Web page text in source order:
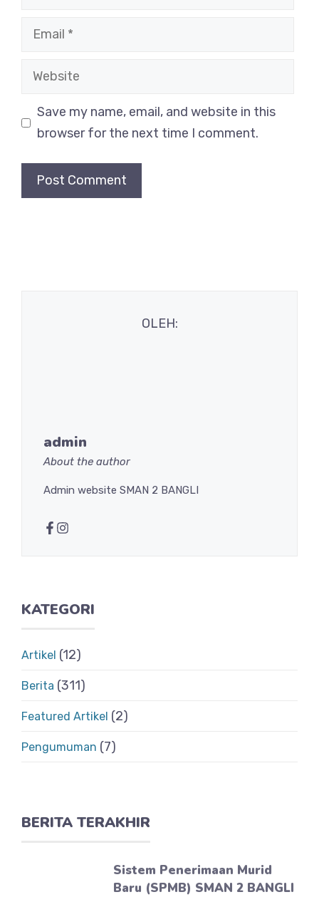
Email
Website
Save my name, email, and website in this
browser for the next time I comment.
OLEH:
admin
About the author
Admin website SMAN 2 BANGLI
KATEGORI
Artikel (12)
Berita (311)
Featured Artikel (2)
Pengumuman (7)
BERITA TERAKHIR
Sistem Penerimaan Murid
Baru (SPMB) SMAN 2 BANGLI